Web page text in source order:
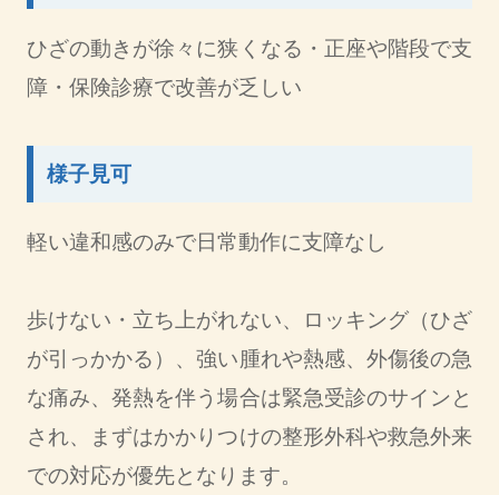
ひざの動きが徐々に狭くなる・正座や階段で支
障・保険診療で改善が乏しい
様子見可
軽い違和感のみで日常動作に支障なし
歩けない・立ち上がれない、ロッキング（ひざ
が引っかかる）、強い腫れや熱感、外傷後の急
な痛み、発熱を伴う場合は緊急受診のサインと
され、まずはかかりつけの整形外科や救急外来
での対応が優先となります。